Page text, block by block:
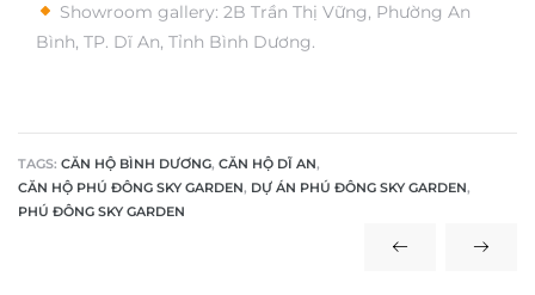
Showroom gallery: 2B Trần Thị Vững, Phường An
Bình, TP. Dĩ An, Tỉnh Bình Dương.
TAGS: CĂN HỘ BÌNH DƯƠNG, CĂN HỘ DĨ AN,
CĂN HỘ PHÚ ĐÔNG SKY GARDEN, DỰ ÁN PHÚ ĐÔNG SKY GARDEN,
PHÚ ĐÔNG SKY GARDEN